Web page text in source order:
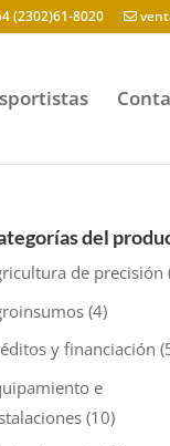
(2302)61-8020
del
de precisión
(4)
y financiación
e
(10)